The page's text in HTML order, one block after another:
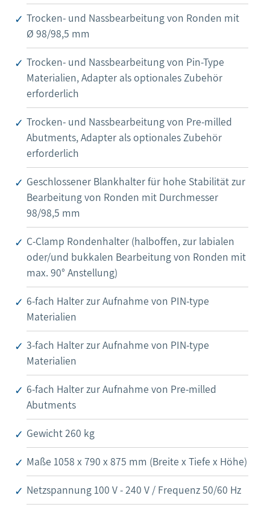
Trocken- und Nassbearbeitung von Ronden mit
Ø 98/98,5 mm
Trocken- und Nassbearbeitung von Pin-Type
Materialien, Adapter als optionales Zubehör
erforderlich
Trocken- und Nassbearbeitung von Pre-milled
Abutments, Adapter als optionales Zubehör
erforderlich
Geschlossener Blankhalter für hohe Stabilität zur
Bearbeitung von Ronden mit Durchmesser
98/98,5 mm
C-Clamp Rondenhalter (halboffen, zur labialen
oder/und bukkalen Bearbeitung von Ronden mit
max. 90° Anstellung)
6-fach Halter zur Aufnahme von PIN-type
Materialien
3-fach Halter zur Aufnahme von PIN-type
Materialien
6-fach Halter zur Aufnahme von Pre-milled
Abutments
Gewicht 260 kg
Maße 1058 x 790 x 875 mm (Breite x Tiefe x Höhe)
Netzspannung 100 V - 240 V / Frequenz 50/60 Hz